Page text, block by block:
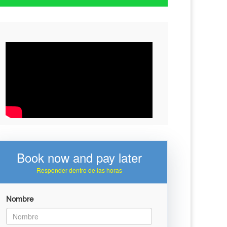
Book now and pay later
Responder dentro de las horas
Nombre